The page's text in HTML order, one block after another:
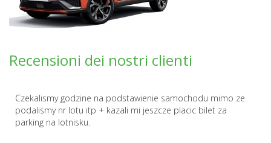
Recensioni dei nostri clienti
Czekalismy godzine na podstawienie samochodu mimo ze
podalismy nr lotu itp + kazali mi jeszcze placic bilet za
parking na lotnisku.